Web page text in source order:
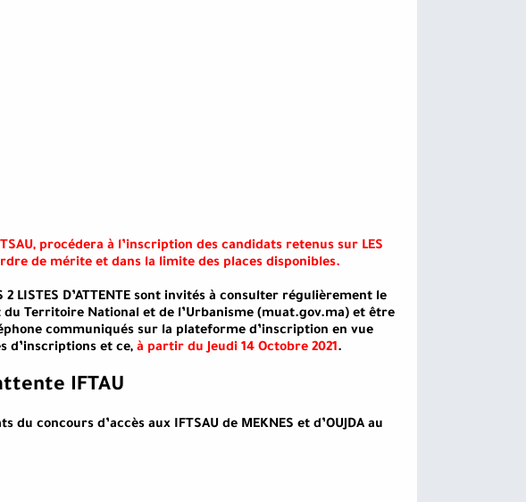
procédera à l’inscription des candidats retenus sur LES
ordre de mérite et dans la limite des places disponibles.
LISTES D’ATTENTE sont invités à consulter régulièrement le
Territoire National et de l’Urbanisme (muat.gov.ma) et être
communiqués sur la plateforme d’inscription en vue
d’inscriptions et ce, à partir du Jeudi 14 Octobre 2021.
IFTAU
du concours d’accès aux IFTSAU de MEKNES et d’OUJDA au